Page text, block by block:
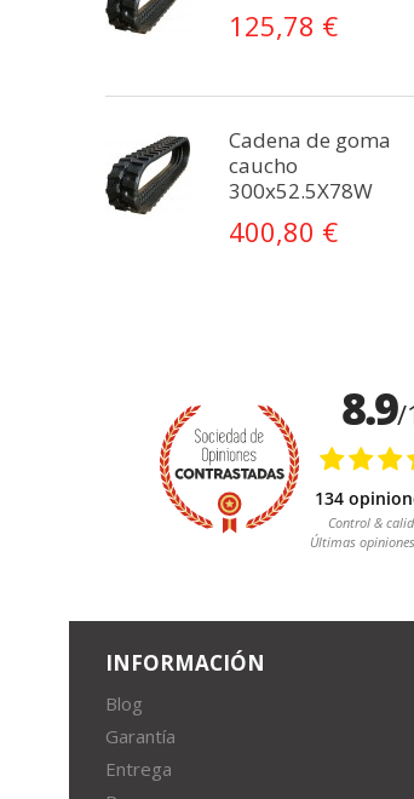
125,78 €
Cadena de goma
caucho
300x52.5X78W
400,80 €
INFORMACIÓN
Blog
Garantía
Entrega